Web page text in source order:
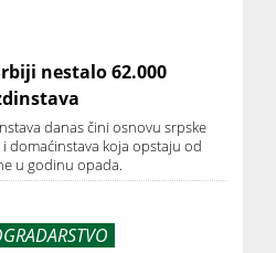
nestalo 62.000
danas čini osnovu srpske
domaćinstava koja opstaju od
u godinu opada.